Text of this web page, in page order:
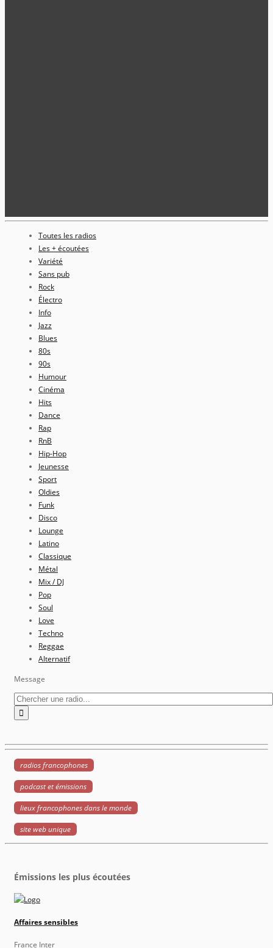
Toutes les radios
Les + écoutées
Variété
Sans pub
Rock
Électro
Info
Jazz
Blues
80s
90s
Humour
Cinéma
Hits
Dance
Rap
RnB
Hip-Hop
Jeunesse
Sport
Oldies
Funk
Disco
Lounge
Latino
Classique
Métal
Mix / DJ
Pop
Soul
Love
Techno
Reggae
Alternatif
Message
radios francophones
podcast et émissions
lieux francophones dans le monde
site web unique
Émissions les plus écoutées
Affaires sensibles
France Inter